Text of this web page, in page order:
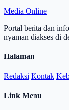
Media Online
Portal berita dan
nyaman diakses di
Halaman
Redaksi Kontak
Link Menu